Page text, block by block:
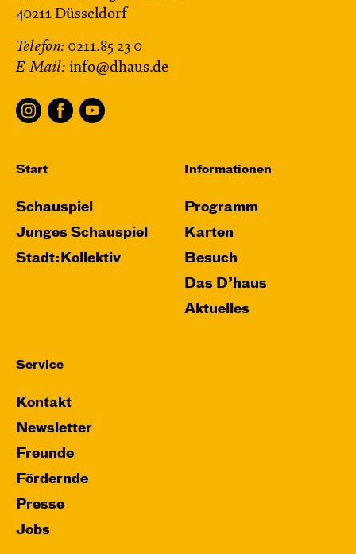
40211 Düsseldorf
Telefon: 0211.85 23 0
E-Mail: info@dhaus.de
Start
Schauspiel
Junges Schauspiel
Stadt:Kollektiv
Informationen
Programm
Karten
Besuch
Das D’haus
Aktuelles
Service
Kontakt
Newsletter
Freunde
Fördernde
Presse
Jobs